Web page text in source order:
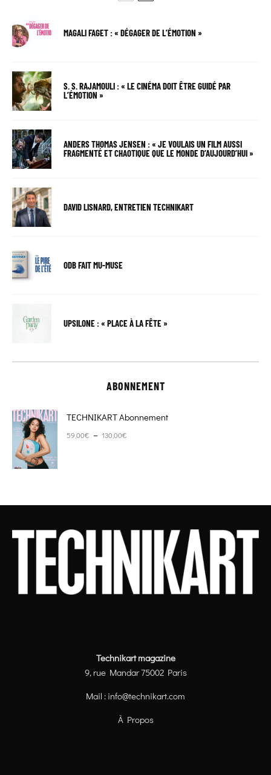
MAGALI FAGET : « DÉGAGER DE L’ÉMOTION »
S. S. RAJAMOULI : « LE CINÉMA DOIT ÊTRE GUIDÉ PAR
L’ÉMOTION »
ANDERS THOMAS JENSEN : « JE VOULAIS UN FILM AUSSI
FRAGMENTÉ ET CHAOTIQUE QUE LE MONDE D’AUJOURD’HUI »
DAVID LISNARD, ENTRETIEN TECHNIKART
ODB FAIT MU-MUSE
UPSILONE : « PLACE À LA FÊTE »
ABONNEMENT
TECHNIKART Abonnement
59,00€ – 130,00€
Technikart magazine
9, rue Mandar 75002 Paris
Mail : info@technikart.com
À Propos